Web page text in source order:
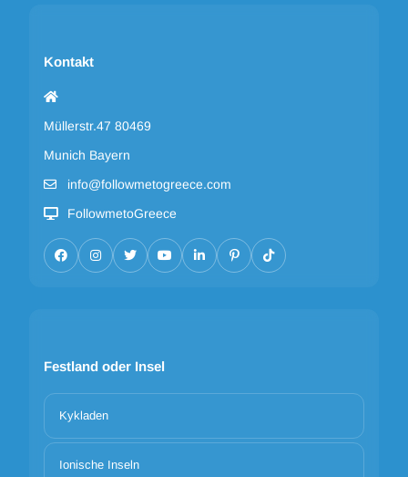
Kontakt
Müllerstr.47 80469
Munich Bayern
info@followmetogreece.com
FollowmetoGreece
Festland oder Insel
Kykladen
Ionische Inseln